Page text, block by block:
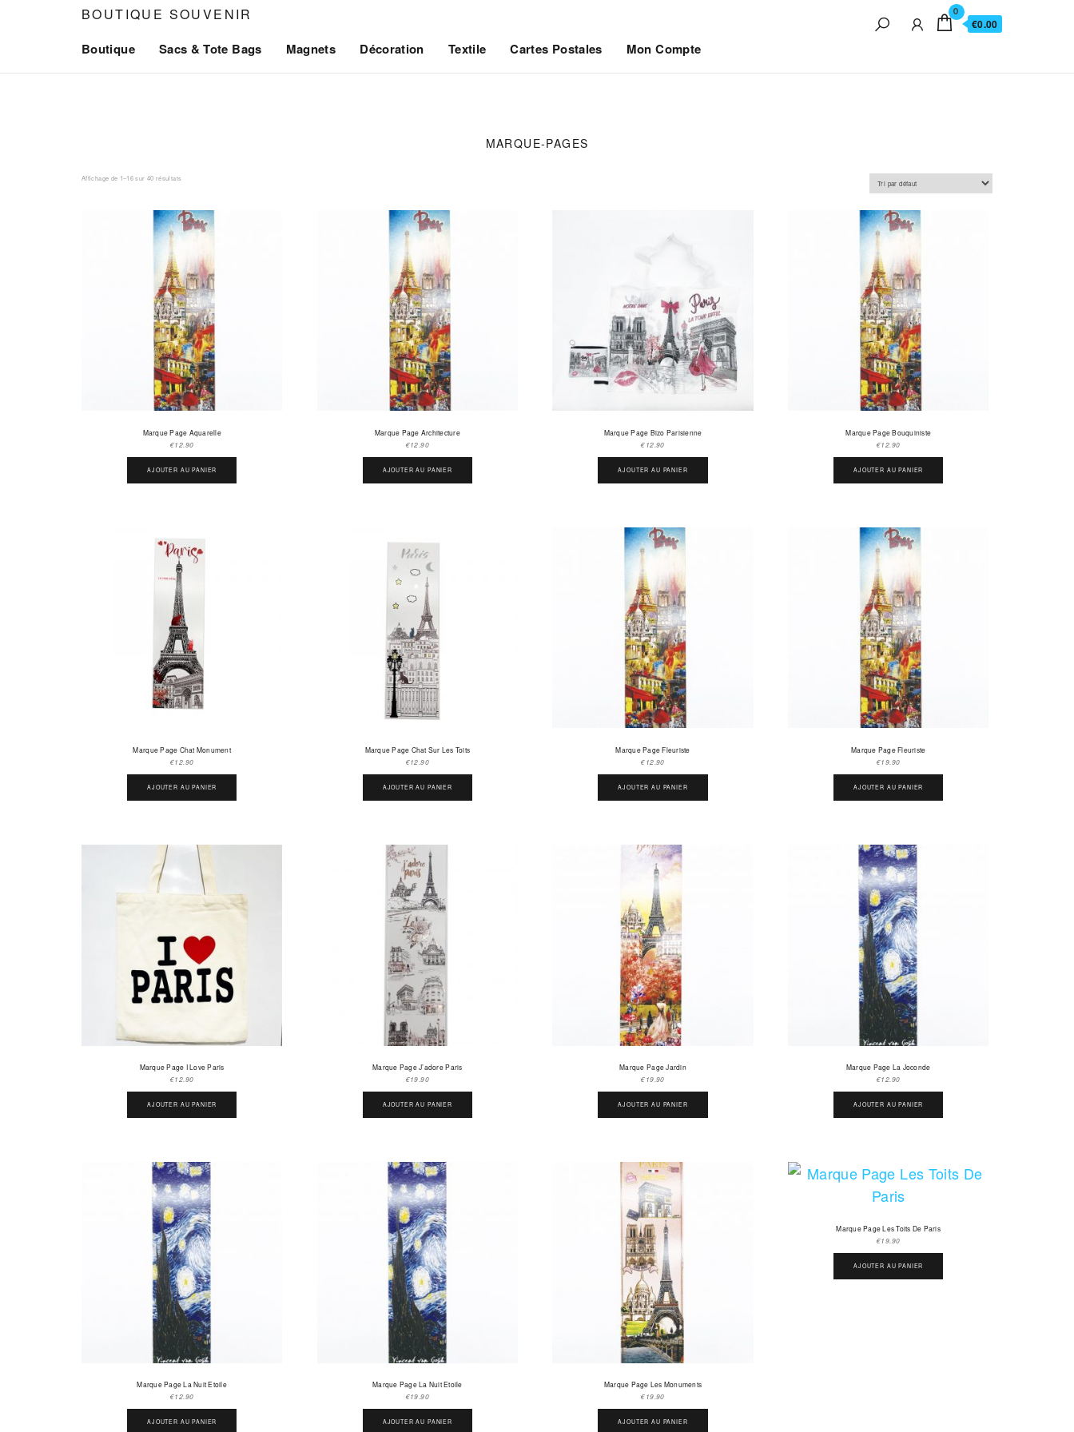
BOUTIQUE SOUVENIR 0
€0.00
Boutique Sacs & Tote Bags Magnets Décoration Textile Cartes Postales Mon Compte
MARQUE-PAGES
Affichage de 1–16 sur 40 résultats
Marque Page Aquarelle
€12.90
AJOUTER AU PANIER
Marque Page Architecture
€12.90
AJOUTER AU PANIER
Marque Page Bizo Parisienne
€12.90
AJOUTER AU PANIER
Marque Page Bouquiniste
€12.90
AJOUTER AU PANIER
Marque Page Chat Monument
€12.90
AJOUTER AU PANIER
Marque Page Chat Sur Les Toits
€12.90
AJOUTER AU PANIER
Marque Page Fleuriste
€12.90
AJOUTER AU PANIER
Marque Page Fleuriste
€19.90
AJOUTER AU PANIER
Marque Page I Love Paris
€12.90
AJOUTER AU PANIER
Marque Page J’adore Paris
€19.90
AJOUTER AU PANIER
Marque Page Jardin
€19.90
AJOUTER AU PANIER
Marque Page La Joconde
€12.90
AJOUTER AU PANIER
Marque Page La Nuit Etoile
€12.90
AJOUTER AU PANIER
Marque Page La Nuit Etoile
€19.90
AJOUTER AU PANIER
Marque Page Les Monuments
€19.90
AJOUTER AU PANIER
Marque Page Les Toits De Paris
€19.90
AJOUTER AU PANIER